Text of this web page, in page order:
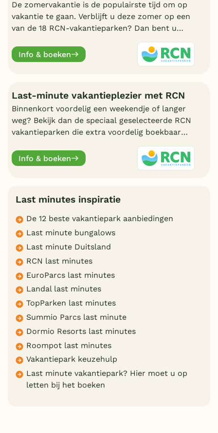
De zomervakantie is de populairste tijd om op
vakantie te gaan. Verblijft u deze zomer op een
van de 18 RCN-vakantieparken? Dan bent u
jong en oud.
Info & boeken
Last-minute vakantieplezier met RCN
Binnenkort voordelig een weekendje of langer
weg? Bekijk dan de speciaal geselecteerde RCN
vakantieparken die extra voordelig boekbaar
Info & boeken
Last minutes inspiratie
De 12 beste vakantiepark aanbiedingen
Last minute bungalows
Last minute Duitsland
RCN last minutes
EuroParcs last minutes
Landal last minutes
TopParken last minutes
Summio Parcs last minute
Dormio Resorts last minutes
Roompot last minutes
Vakantiepark keuzehulp
Last minute vakantiepark? Hier moet u op
letten bij het boeken